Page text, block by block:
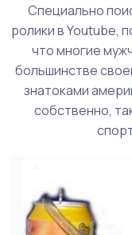
Специально
ролики в Youtube,
что многие
большинстве
знатоками
собственно,